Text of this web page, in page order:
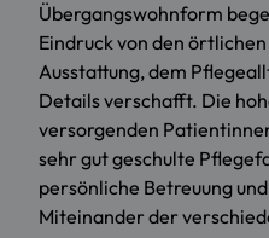
Übergangswohnform
Eindruck von den
Ausstattung, dem
Details verschafft. Die
versorgenden
sehr gut geschulte
persönliche Betreuung
Miteinander der